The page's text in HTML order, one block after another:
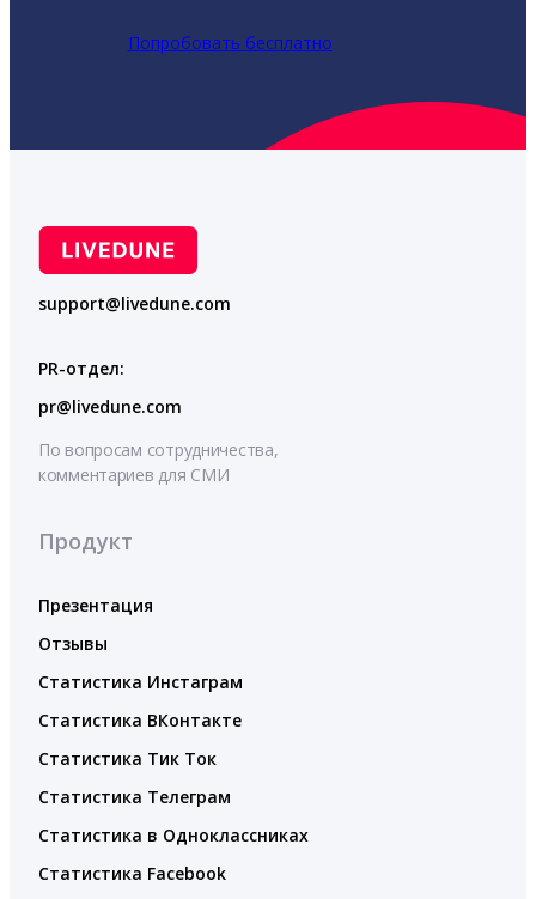
Попробовать бесплатно
support@livedune.com
PR-отдел:
pr@livedune.com
По вопросам сотрудничества,
комментариев для СМИ
Продукт
Презентация
Отзывы
Статистика Инстаграм
Статистика ВКонтакте
Статистика Тик Ток
Статистика Телеграм
Статистика в Одноклассниках
Статистика Facebook